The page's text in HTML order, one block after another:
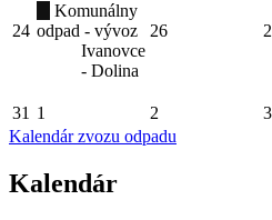
24
Komunálny
odpad - vývoz
Ivanovce
- Dolina
26
31 1 2 3
Kalendár zvozu odpadu
Kalendár